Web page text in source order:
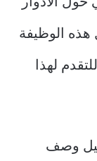
الوظيفة
لهذا
وصف